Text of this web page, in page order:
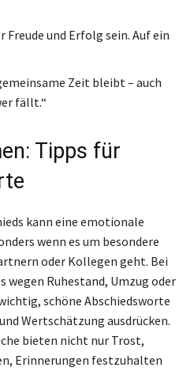
Freude und Erfolg sein. Auf ein
Zeit bleibt – auch
fällt.“
Tipps für
kann eine emotionale
wenn es um besondere
oder Kollegen geht. Bei
wegen Ruhestand, Umzug oder
schöne Abschiedsworte
Wertschätzung ausdrücken.
bieten nicht nur Trost,
Erinnerungen festzuhalten